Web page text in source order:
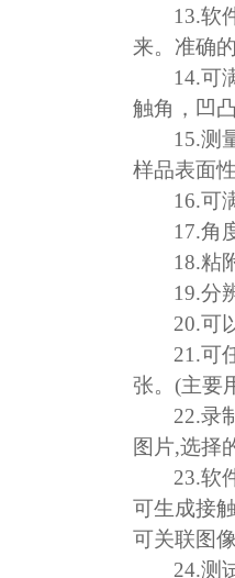
13.软
来。准确
14.可
触角，凹
15.测
样品表面
16.可
17.角
18.粘
19.分
20.可
21.可
张。 (主要
22.录
图片,选择
23.软
可生成接
可关联图
24.测